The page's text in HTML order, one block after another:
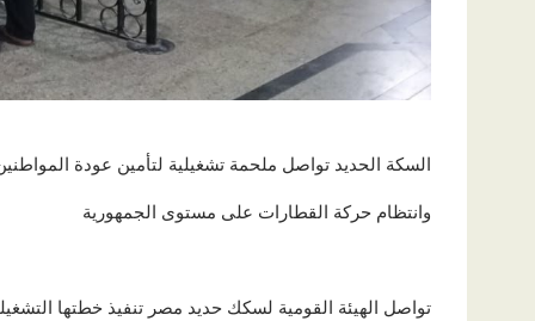
السكة الحديد تواصل ملحمة تشغيلية لتأمين عودة
وانتظام حركة القطارات على مستوى الجمهورية
تواصل الهيئة القومية لسكك حديد مصر تنفيذ خطتها